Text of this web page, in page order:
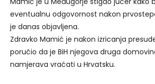
eventualnu odgovornost nakon
je danas objavljena.
Zdravko Mamić je nakon izricanja
poručio da je BiH njegova druga
namjerava vraćati u Hrvatsku.